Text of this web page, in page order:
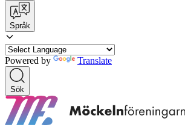
Språk
Powered by Translate
Sök